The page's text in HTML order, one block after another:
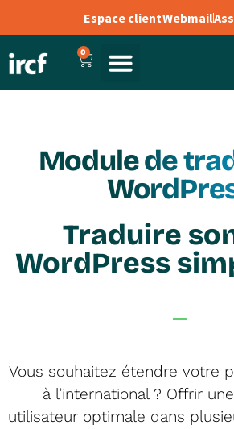
Espace clientWebmail
0
Module de
Traduire
WordPress
Vous souhaitez étendre votre
à l’international ? Offrir
utilisateur optimale dans